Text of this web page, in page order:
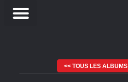
<< TOUS LES ALBUMS